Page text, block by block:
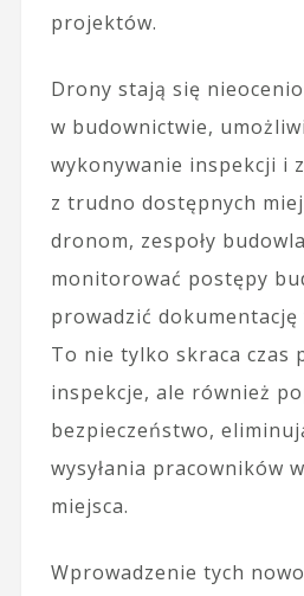
projektów.
Drony stają się
w budownictwie,
wykonywanie inspekcji i
z trudno dostępnych
dronom, zespoły
monitorować postępy
prowadzić
To nie tylko skraca czas
inspekcje, ale również
bezpieczeństwo,
wysyłania pracowników
miejsca.
Wprowadzenie tych